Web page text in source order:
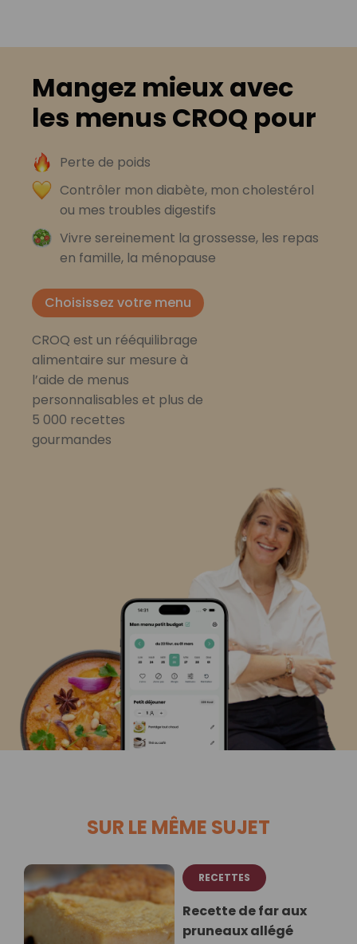
Mangez mieux avec
les menus CROQ pour
Perte de poids
Contrôler mon diabète, mon cholestérol
ou mes troubles digestifs
Vivre sereinement la grossesse, les repas
en famille, la ménopause
Choisissez votre menu
CROQ est un rééquilibrage
alimentaire sur mesure à
l’aide de menus
personnalisables et plus de
5 000 recettes
gourmandes
SUR LE MÊME SUJET
RECETTES
Recette de far aux
pruneaux allégé⁣